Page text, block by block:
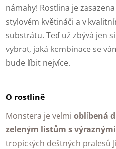
námahy! Rostlina je
stylovém květináči a v
substrátu. Teď už zbývá jen si
vybrat, jaká kombinace se
bude líbit nejvíce.
O rostlině
Monstera je velmi oblíbená
zeleným listům s
tropických deštných pralesů